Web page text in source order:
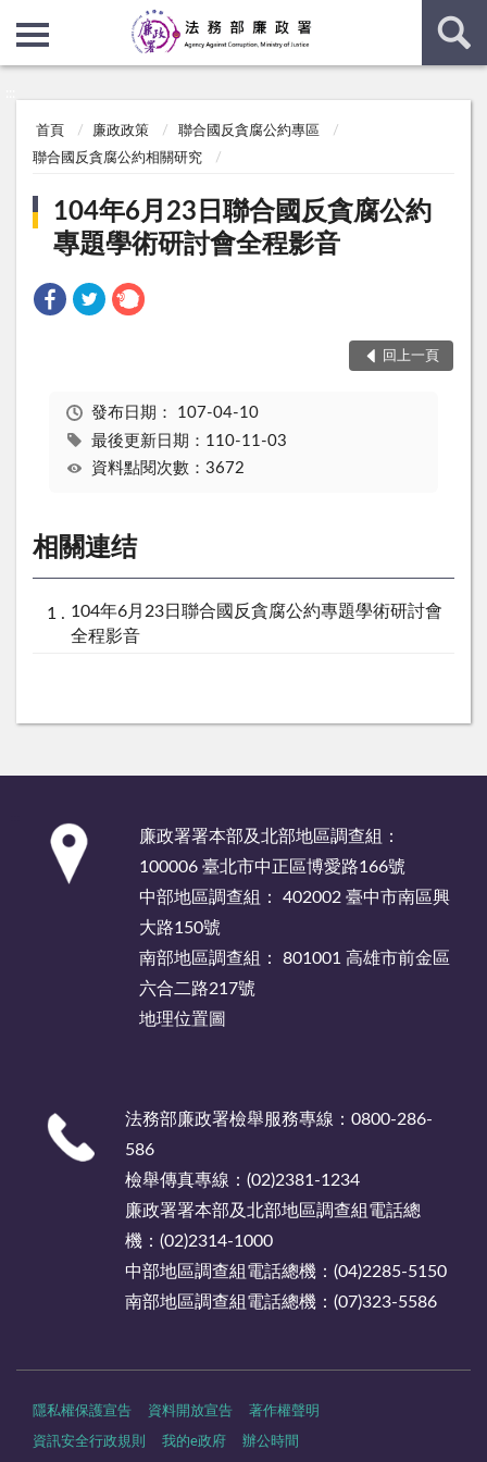
首頁 廉政政策
聯合國反貪腐公約專區
聯合國反貪腐公約相關研究
104年6月23日聯合國反貪腐公約
專題學術研討會全程影音
回上一頁
發布日期： 107-04-10
最後更新日期：110-11-03
資料點閱次數：3672
相關連结
104年6月23日聯合國反貪腐公約專題學術研討會
全程影音
廉政署署本部及北部地區調查組：
100006 臺北市中正區博愛路166號
中部地區調查組： 402002 臺中市南區興
大路150號
南部地區調查組： 801001 高雄市前金區
六合二路217號
地理位置圖
法務部廉政署檢舉服務專線：0800-286-
586
檢舉傳真專線：(02)2381-1234
廉政署署本部及北部地區調查組電話總
機：(02)2314-1000
中部地區調查組電話總機：(04)2285-5150
南部地區調查組電話總機：(07)323-5586
隱私權保護宣告 資料開放宣告 著作權聲明
資訊安全行政規則 我的e政府 辦公時間